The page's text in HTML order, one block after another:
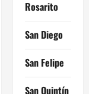
Rosarito
San Diego
San Felipe
San Quintín